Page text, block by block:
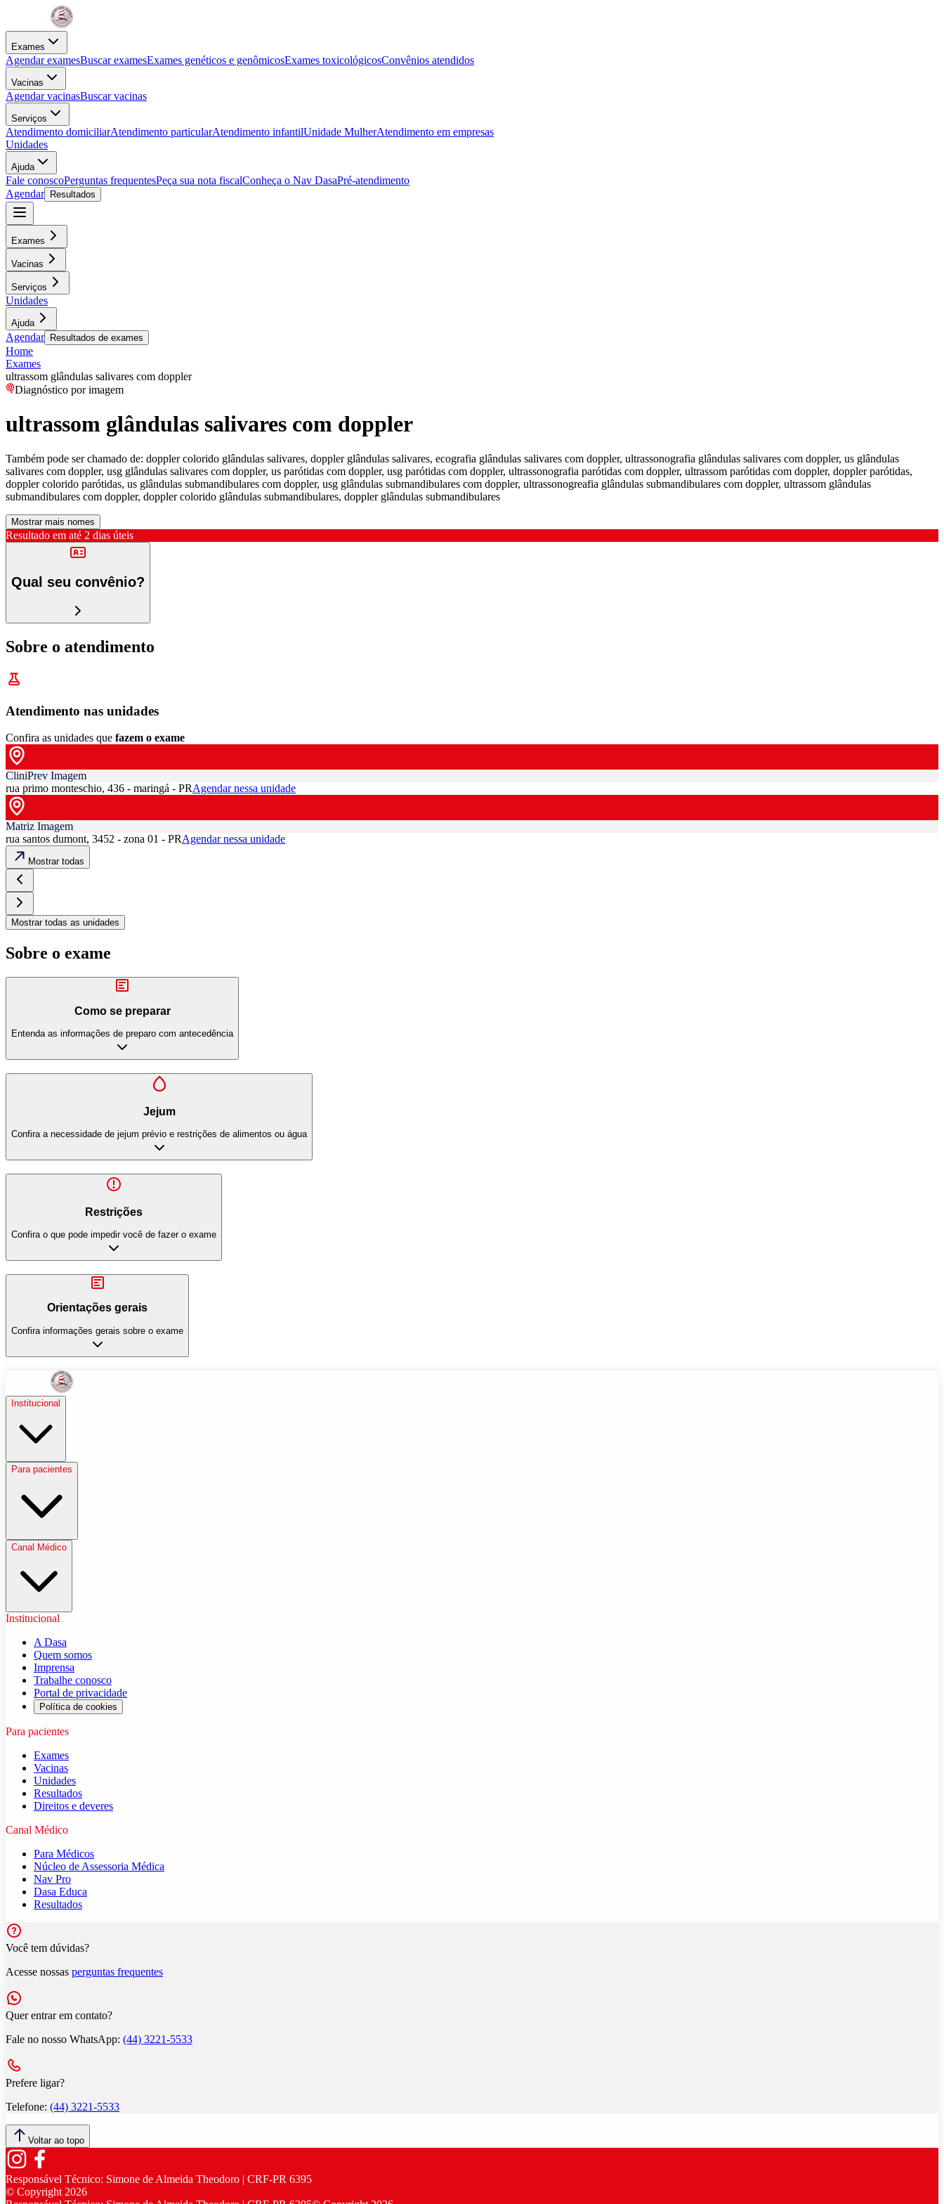
Exames
Agendar examesBuscar examesExames genéticos e genômicosExames toxicológicosConvênios atendidos
Vacinas
Agendar vacinasBuscar vacinas
Serviços
Atendimento domiciliarAtendimento particularAtendimento infantilUnidade MulherAtendimento em empresas
Unidades
Ajuda
Fale conoscoPerguntas frequentesPeça sua nota fiscalConheça o Nav DasaPré-atendimento
Agendar
Resultados
Exames
Vacinas
Serviços
Unidades
Ajuda
Agendar Resultados de exames
Home
Exames
ultrassom glândulas salivares com doppler
Diagnóstico por imagem
ultrassom glândulas salivares com doppler
Também pode ser chamado de: doppler colorido glândulas salivares, doppler glândulas salivares, ecografia glândulas salivares com doppler, ultrassonografia glândulas salivares com doppler, us glândulas
salivares com doppler, usg glândulas salivares com doppler, us parótidas com doppler, usg parótidas com doppler, ultrassonografia parótidas com doppler, ultrassom parótidas com doppler, doppler parótidas,
doppler colorido parótidas, us glândulas submandibulares com doppler, usg glândulas submandibulares com doppler, ultrassonogreafia glândulas submandibulares com doppler, ultrassom glândulas
submandibulares com doppler, doppler colorido glândulas submandibulares, doppler glândulas submandibulares
Mostrar mais nomes
Resultado em até 2 dias úteis
Qual seu convênio?
Sobre o atendimento
Atendimento nas unidades
Confira as unidades que fazem o exame
CliniPrev Imagem
rua primo monteschio, 436 - maringá - PRAgendar nessa unidade
Matriz Imagem
rua santos dumont, 3452 - zona 01 - PRAgendar nessa unidade
Mostrar todas
Mostrar todas as unidades
Sobre o exame
Como se preparar
Entenda as informações de preparo com antecedência
Jejum
Confira a necessidade de jejum prévio e restrições de alimentos ou água
Restrições
Confira o que pode impedir você de fazer o exame
Orientações gerais
Confira informações gerais sobre o exame
Institucional
Para pacientes
Canal Médico
Institucional
A Dasa
Quem somos
Imprensa
Trabalhe conosco
Portal de privacidade
Política de cookies
Para pacientes
Exames
Vacinas
Unidades
Resultados
Direitos e deveres
Canal Médico
Para Médicos
Núcleo de Assessoria Médica
Nav Pro
Dasa Educa
Resultados
Você tem dúvidas?
Acesse nossas perguntas frequentes
Quer entrar em contato?
Fale no nosso WhatsApp: (44) 3221-5533
Prefere ligar?
Telefone: (44) 3221-5533
Voltar ao topo
Responsável Técnico: Simone de Almeida Theodoro | CRF-PR 6395
© Copyright 2026